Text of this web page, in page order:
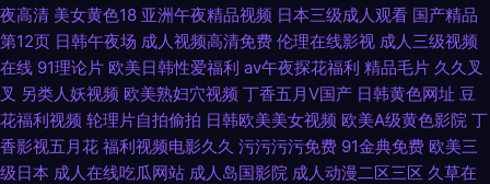
夜高清 美女黄色18 亚洲午夜精品视频 日本三级成人观看 国产精品
第12页 日韩午夜场 成人视频高清免费 伦理在线影视 成人三级视频
在线 91理论片 欧美日韩性爱福利 av午夜探花福利 精品毛片 久久叉
叉 另类人妖视频 欧美熟妇穴视频 丁香五月V国产 日韩黄色网址 豆
花福利视频 轮理片自拍偷拍 日韩欧美美女视频 欧美A级黄色影院 丁
香影视五月花 福利视频电影久久 污污污污免费 91金典免费 欧美三
级日本 成人在线吃瓜网站 成人岛国影院 成人动漫二区三区 久草在